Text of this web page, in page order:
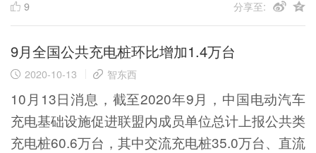
9 分享至:
9月全国公共充电桩环比增加1.4万台
2020-10-13 智东西
10月13日消息，截至2020年9月，中国电动汽车
充电基础设施促进联盟内成员单位总计上报公共类
充电桩60.6万台，其中交流充电桩35.0万台、直流